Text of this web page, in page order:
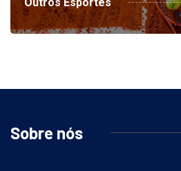
Outros Esportes
Sobre nós